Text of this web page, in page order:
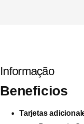
Informação
Beneficios
Tarjetas